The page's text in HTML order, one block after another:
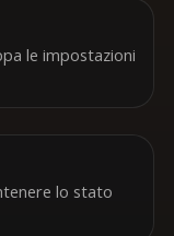
le impostazioni
lo stato